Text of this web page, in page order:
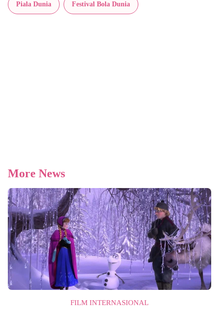
Piala Dunia Festival Bola Dunia
More News
FILM INTERNASIONAL